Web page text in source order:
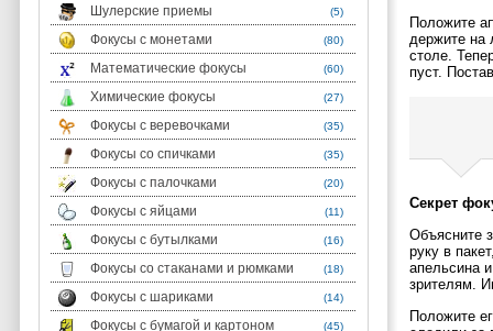
Шулерские приемы (5)
Фокусы с монетами (80)
Математические фокусы (60)
Химические фокусы (27)
Фокусы с веревочками (35)
Фокусы со спичками (35)
Фокусы с палочками (20)
Фокусы с яйцами (11)
Фокусы с бутылками (16)
Фокусы со стаканами и рюмками (18)
Фокусы с шариками (14)
Фокусы с бумагой и картоном (45)
Положите
держите на
столе.
пуст.
Секрет
Объясните
руку в
апельсина
зрителям.
Положите